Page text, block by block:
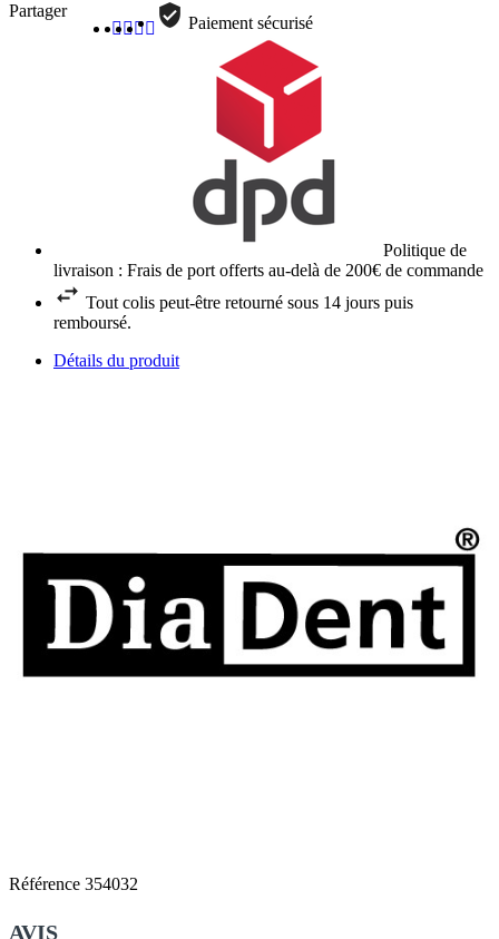
Partager
Paiement sécurisé
Politique de
livraison : Frais de port offerts au-delà de 200€ de commande
Tout colis peut-être retourné sous 14 jours puis
remboursé.
Détails du produit
Référence 354032
AVIS